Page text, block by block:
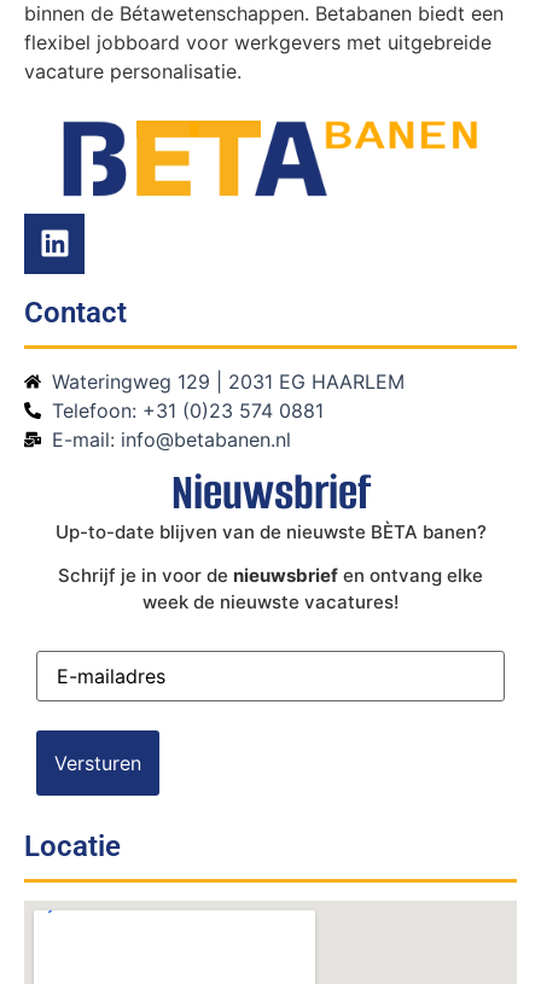
binnen de Bétawetenschappen. Betabanen biedt een
flexibel jobboard voor werkgevers met uitgebreide
vacature personalisatie.
Contact
Wateringweg 129 | 2031 EG HAARLEM
Telefoon: +31 (0)23 574 0881
E-mail: info@betabanen.nl
Nieuwsbrief
Up-to-date blijven van de nieuwste BÈTA banen?
Schrijf je in voor de nieuwsbrief en ontvang elke
week de nieuwste vacatures!
E-
mailadres(Vereist)
Locatie